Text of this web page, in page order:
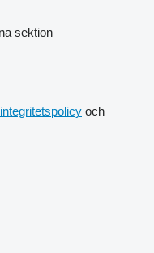
sektion
integritetspolicy och